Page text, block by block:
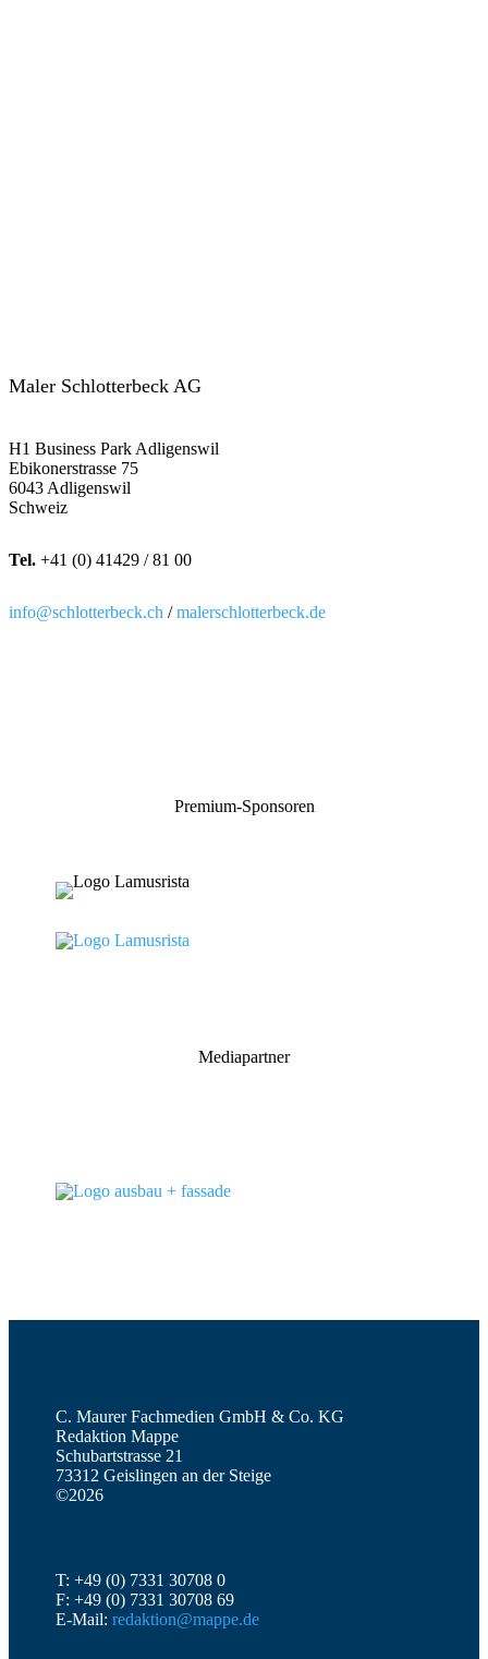
Maler Schlotterbeck AG
H1 Business Park Adligenswil
Ebikonerstrasse 75
6043 Adligenswil
Schweiz
Tel. +41 (0) 41429 / 81 00
info@schlotterbeck.ch /malerschlotterbeck.de
Premium-Sponsoren
Mediapartner
C. Maurer Fachmedien GmbH & Co. KG
Redaktion Mappe
Schubartstrasse 21
73312 Geislingen an der Steige
©2026
T: +49 (0) 7331 30708 0
F: +49 (0) 7331 30708 69
E-Mail:redaktion@mappe.de